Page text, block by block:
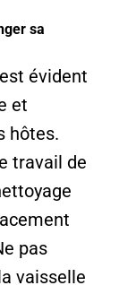
sa
évident
et
hôtes.
travail de
pas
vaisselle